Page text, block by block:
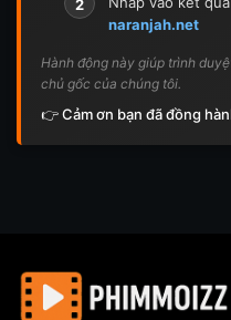
2
naranjah.net
Hành động này giúp trình
chủ gốc của chúng tôi.
👉 Cảm ơn bạn đã đồng